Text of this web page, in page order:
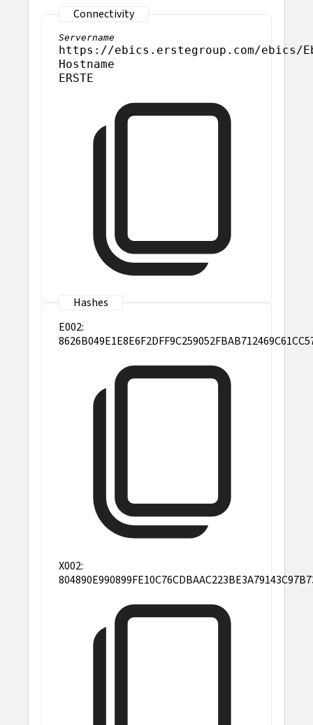
Servername
https://ebics.erstegroup.com/ebics/
Hostname
ERSTE
E002:
X002: